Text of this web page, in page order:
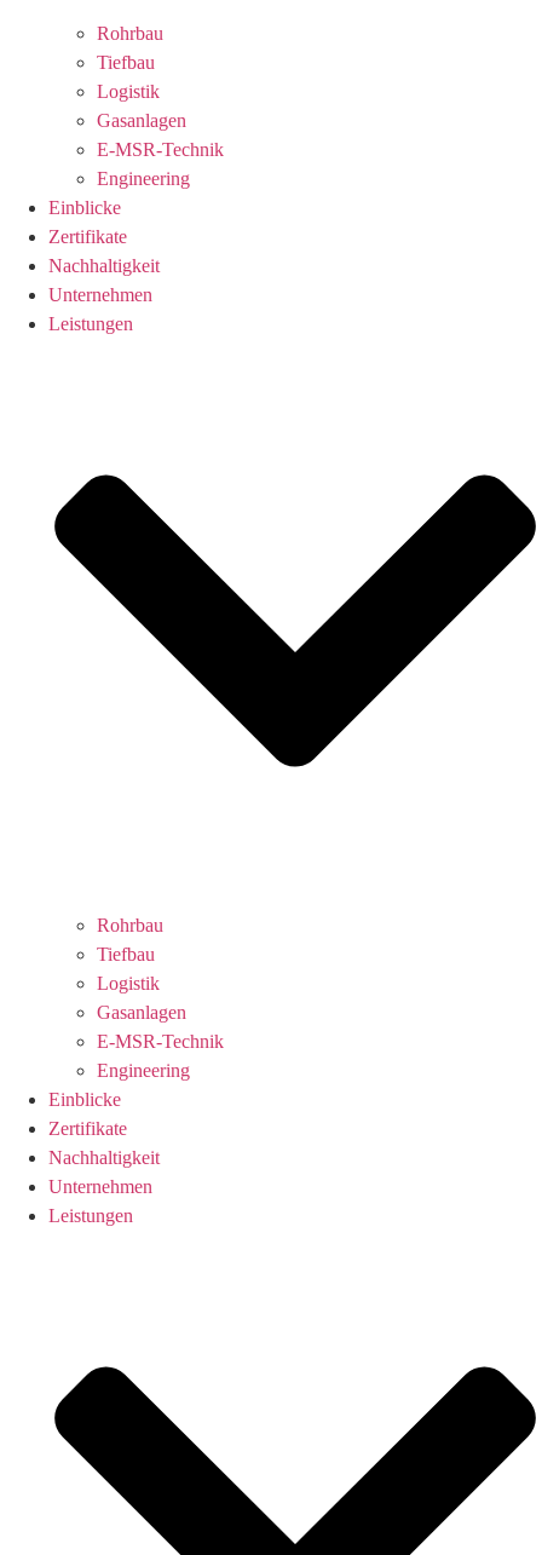
Rohrbau
Tiefbau
Logistik
Gasanlagen
E-MSR-Technik
Engineering
Einblicke
Zertifikate
Nachhaltigkeit
Unternehmen
Leistungen
Rohrbau
Tiefbau
Logistik
Gasanlagen
E-MSR-Technik
Engineering
Einblicke
Zertifikate
Nachhaltigkeit
Unternehmen
Leistungen